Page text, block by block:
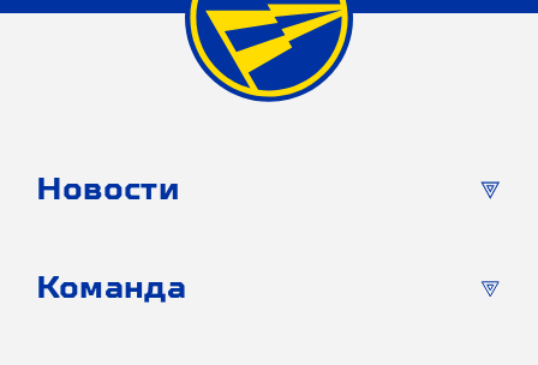
Новости
Команда